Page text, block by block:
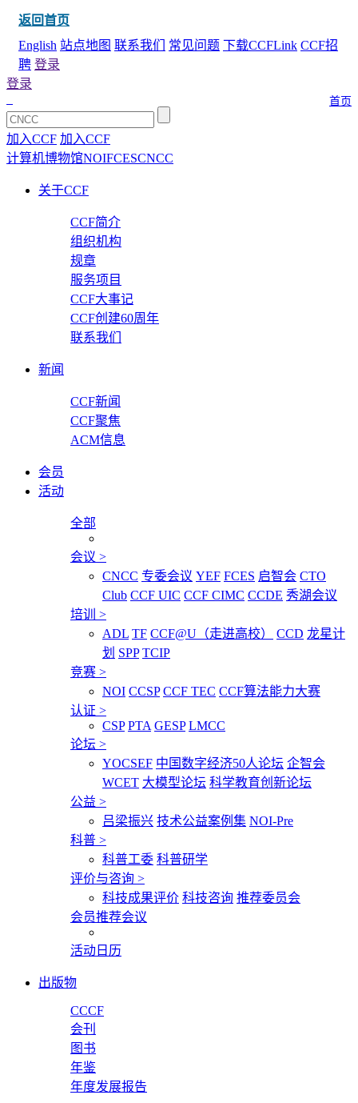
返回首页
English 站点地图 联系我们 常见问题 下载CCFLink CCF招
聘 登录
首页
登录
加入CCF 加入CCF
计算机博物馆NOIFCESCNCC
关于CCF
CCF简介
组织机构
规章
服务项目
CCF大事记
CCF创建60周年
联系我们
新闻
CCF新闻
CCF聚焦
ACM信息
会员
活动
全部
会议 >
CNCC 专委会议 YEF FCES 启智会 CTO
Club CCF UIC CCF CIMC CCDE 秀湖会议
培训 >
ADL TF CCF@U（走进高校） CCD 龙星计
划 SPP TCIP
竞赛 >
NOI CCSP CCF TEC CCF算法能力大赛
认证 >
CSP PTA GESP LMCC
论坛 >
YOCSEF 中国数字经济50人论坛 企智会
WCET 大模型论坛 科学教育创新论坛
公益 >
吕梁振兴 技术公益案例集 NOI-Pre
科普 >
科普工委 科普研学
评价与咨询 >
科技成果评价 科技咨询 推荐委员会
会员推荐会议
活动日历
出版物
CCCF
会刊
图书
年鉴
年度发展报告